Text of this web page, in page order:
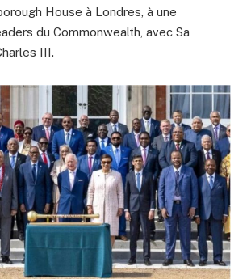
House à Londres, à une
du Commonwealth, avec Sa
III.